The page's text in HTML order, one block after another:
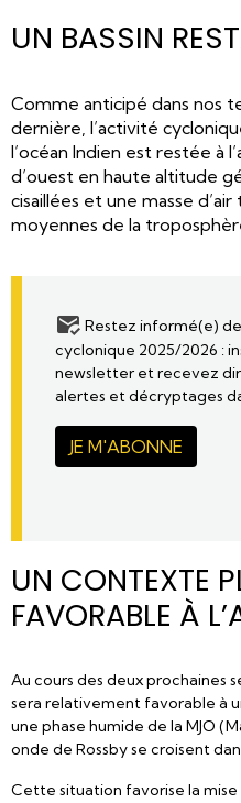
UN BASSIN
Comme anticipé dans nos
dernière, l’activité
l’océan Indien est restée à
d’ouest en haute altitude
cisaillées et une masse
moyennes de la
Restez informé(e)
cyclonique 2025/2026 :
newsletter et recevez
alertes et décryptages
JE M'ABONNE
UN CONTEXTE
FAVORABLE À
Au cours des deux prochaines
sera relativement favorable à
une phase humide de la MJO
onde de Rossby se croisent
Cette situation favorise la